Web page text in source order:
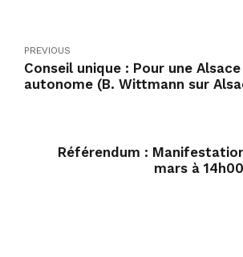
PREVIOUS
Conseil unique : Pour une
autonome (B. Wittmann sur
Référendum :
mars à